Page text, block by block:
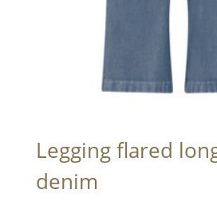
Legging flared
denim